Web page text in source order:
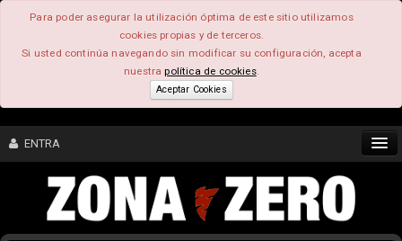
Para poder asegurar la utilización óptima de este sitio utilizamos
cookies propias y de terceros.
Si usted continúa navegando sin modificar su configuración, acepta
nuestrapolítica de cookies.
Aceptar Cookies
ENTRA
CONTENIDO